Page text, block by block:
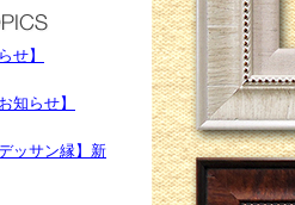
せ】
知らせ】
ッサン縁】新